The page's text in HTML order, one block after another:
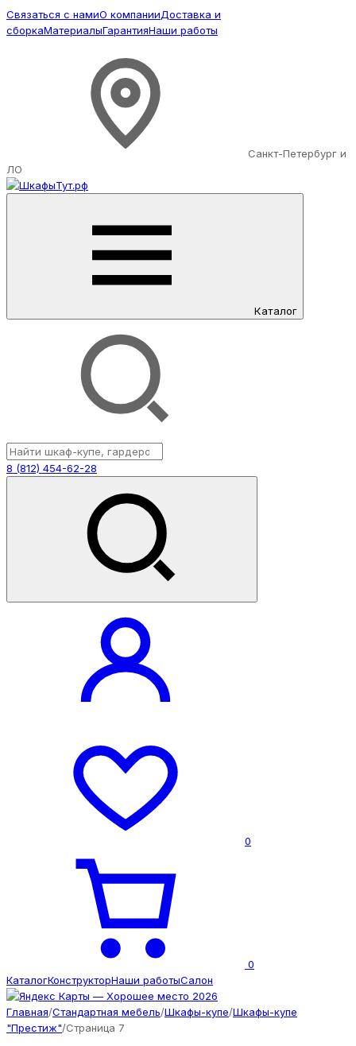
Связаться с намиО компанииДоставка и
сборкаМатериалыГарантияНаши работы
Санкт-Петербург и
ЛО
Каталог
8 (812) 454-62-28
0
0
КаталогКонструкторНаши работыСалон
Главная/Стандартная мебель/Шкафы-купе/Шкафы-купе
"Престиж"/Страница 7